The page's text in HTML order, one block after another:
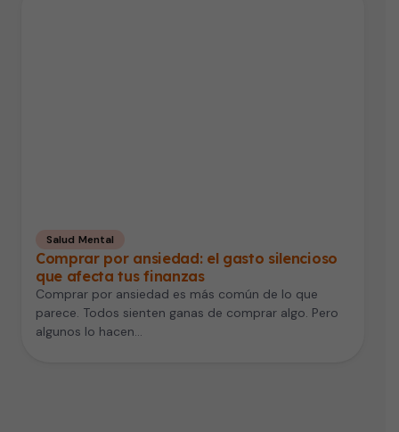
Salud Mental
Comprar por ansiedad: el gasto silencioso
que afecta tus finanzas
Comprar por ansiedad es más común de lo que
parece. Todos sienten ganas de comprar algo. Pero
algunos lo hacen…